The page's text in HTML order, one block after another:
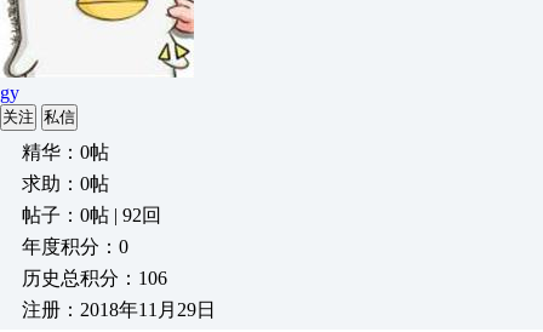
gy
关注 私信
精华：0帖
求助：0帖
帖子：0帖 | 92回
年度积分：0
历史总积分：106
注册：2018年11月29日